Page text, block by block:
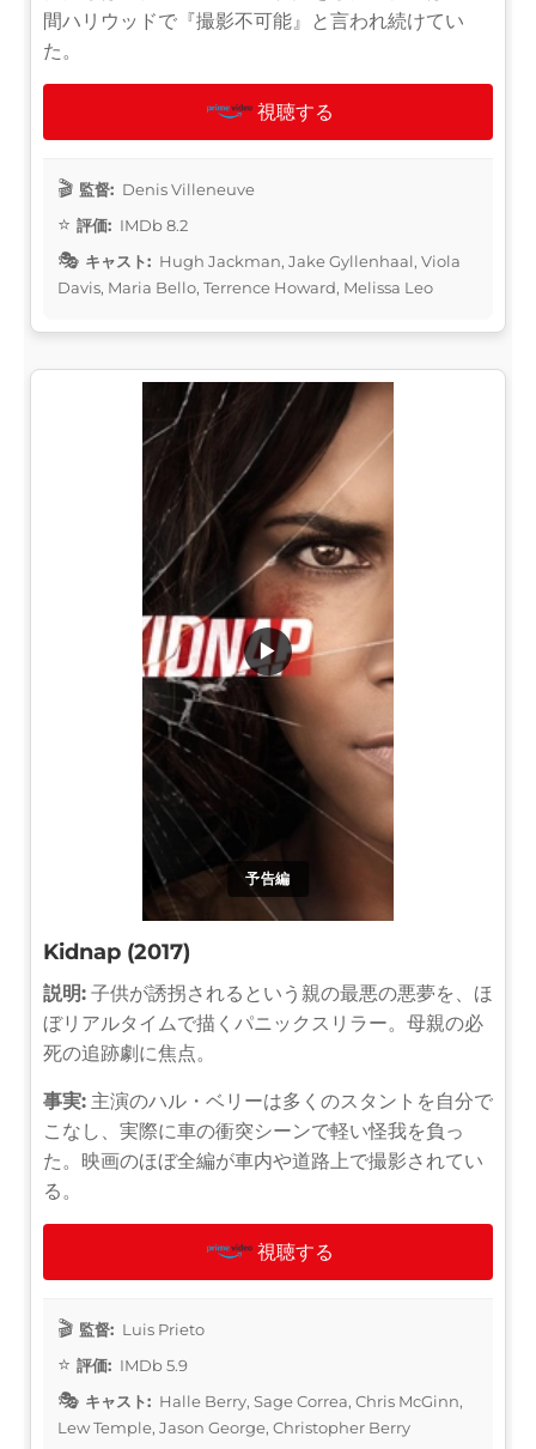
間ハリウッドで『撮影不可能』と言われ続けてい
た。
視聴する
監督: Denis Villeneuve
評価: IMDb 8.2
キャスト: Hugh Jackman, Jake Gyllenhaal, Viola
Davis, Maria Bello, Terrence Howard, Melissa Leo
予告編
▶
Kidnap (2017)
説明: 子供が誘拐されるという親の最悪の悪夢を、ほ
ぼリアルタイムで描くパニックスリラー。母親の必
死の追跡劇に焦点。
事実: 主演のハル・ベリーは多くのスタントを自分で
こなし、実際に車の衝突シーンで軽い怪我を負っ
た。映画のほぼ全編が車内や道路上で撮影されてい
る。
視聴する
監督: Luis Prieto
評価: IMDb 5.9
キャスト: Halle Berry, Sage Correa, Chris McGinn,
Lew Temple, Jason George, Christopher Berry